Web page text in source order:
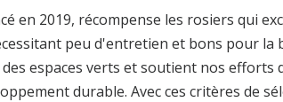
en 2019, récompense les rosiers qui
peu d'entretien et bons pour
espaces verts et soutient nos efforts
durable. Avec ces critères de